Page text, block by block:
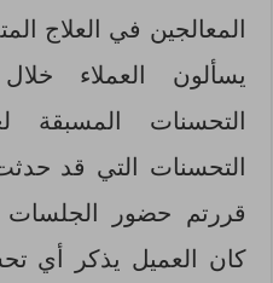
المعالجين في العلاج
يسألون العملاء
التحسنات المسبقة
التحسنات التي قد
قررتم حضور
كان العميل يذكر أي